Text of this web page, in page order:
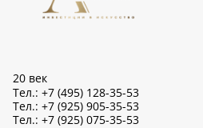
20 век
Тел.: +7 (495) 128-35-53
Тел.: +7 (925) 905-35-53
Тел.: +7 (925) 075-35-53